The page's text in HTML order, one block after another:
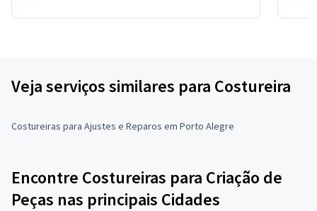
Veja serviços similares para Costureira
Costureiras para Ajustes e Reparos em Porto Alegre
Encontre Costureiras para Criação de
Peças nas principais Cidades